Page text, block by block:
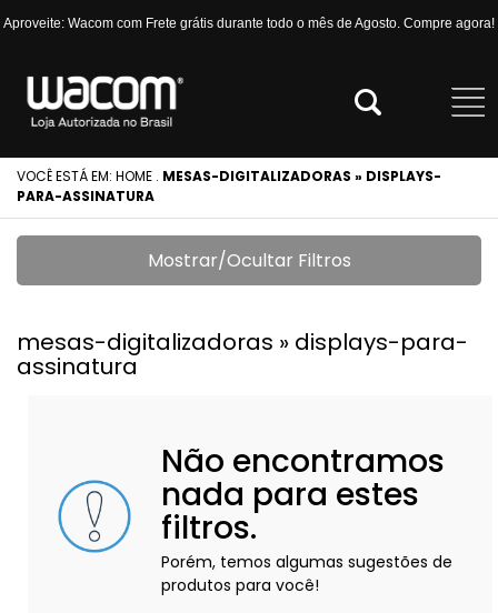
Aproveite: Wacom com Frete grátis durante todo o mês de Agosto. Compre agora!
VOCÊ ESTÁ EM: HOME . MESAS-DIGITALIZADORAS » DISPLAYS-
PARA-ASSINATURA
Mostrar/Ocultar Filtros
mesas-digitalizadoras » displays-para-
assinatura
Não encontramos
nada para estes
filtros.
Porém, temos algumas sugestões de
produtos para você!